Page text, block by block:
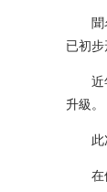
聞名
已初
近年
升級。
此次
在他